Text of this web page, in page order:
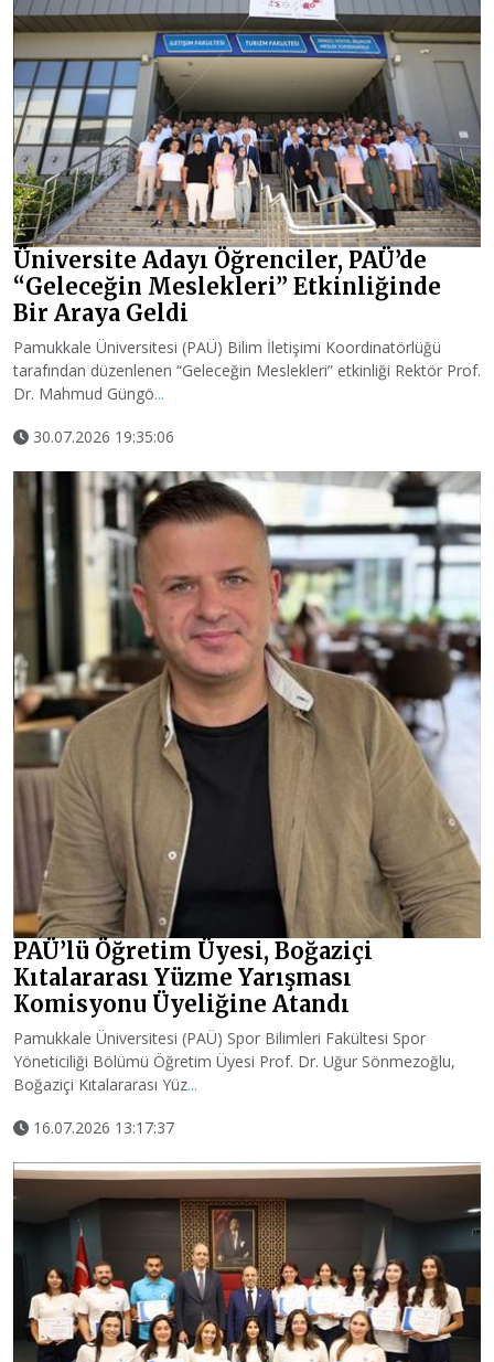
Üniversite Adayı Öğrenciler, PAÜ’de
“Geleceğin Meslekleri” Etkinliğinde
Bir Araya Geldi
Pamukkale Üniversitesi (PAÜ) Bilim İletişimi Koordinatörlüğü
tarafından düzenlenen “Geleceğin Meslekleri” etkinliği Rektör Prof.
Dr. Mahmud Güngö...
30.07.2026 19:35:06
PAÜ’lü Öğretim Üyesi, Boğaziçi
Kıtalararası Yüzme Yarışması
Komisyonu Üyeliğine Atandı
Pamukkale Üniversitesi (PAÜ) Spor Bilimleri Fakültesi Spor
Yöneticiliği Bölümü Öğretim Üyesi Prof. Dr. Uğur Sönmezoğlu,
Boğaziçi Kıtalararası Yüz...
16.07.2026 13:17:37